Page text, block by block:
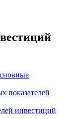
показателей
инвестиций